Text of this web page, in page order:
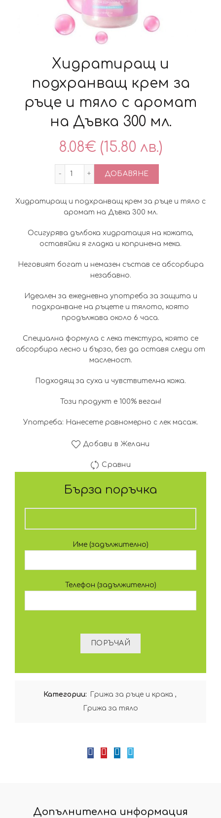
Хидратиращ и
подхранващ крем за
ръце и тяло с аромат
на Дъвка 300 мл.
8.08€ (15.80 лв.)
количество за Хидратиращ и
ДОБАВЯНЕ
Хидратиращ и подхранващ крем за ръце и тяло с
аромат на Дъвка 300 мл.
Осигурява дълбока хидратация на кожата,
оставяйки я гладка и копринена мека.
Неговият богат и немазен състав се абсорбира
незабавно.
Идеален за ежедневна употреба за защита и
подхранване на ръцете и тялото, която
продължава около 6 часа.
Специална формула с лека текстура, която се
абсорбира лесно и бързо, без да оставя следи от
масленост.
Подходящ за суха и чувствителна кожа.
Този продукт е 100% веган!
Употреба: Нанесете равномерно с лек масаж.
Добави в Желани
Сравни
Бърза поръчка
Име (задължително)
Телефон (задължително)
Категории: Грижа за ръце и крака ,
Грижа за тяло
Допълнителна информация